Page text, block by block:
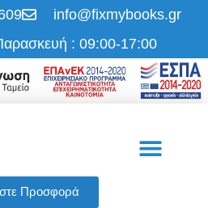
info@fixmybooks.gr
: 09:00-17:00
Προσφορά